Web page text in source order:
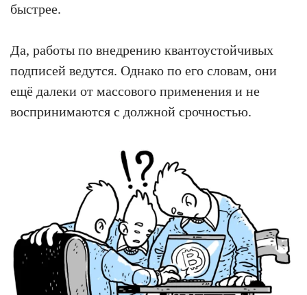
быстрее.
Да, работы по внедрению квантоустойчивых
подписей ведутся. Однако по его словам, они
ещё далеки от массового применения и не
воспринимаются с должной срочностью.